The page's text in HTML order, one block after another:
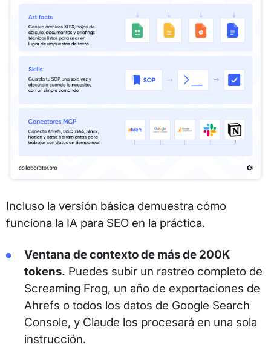
Incluso la versión básica demuestra cómo
funciona la IA para SEO en la práctica.
Ventana de contexto de más de 200K
tokens. Puedes subir un rastreo completo de
Screaming Frog, un año de exportaciones de
Ahrefs o todos los datos de Google Search
Console, y Claude los procesará en una sola
instrucción.